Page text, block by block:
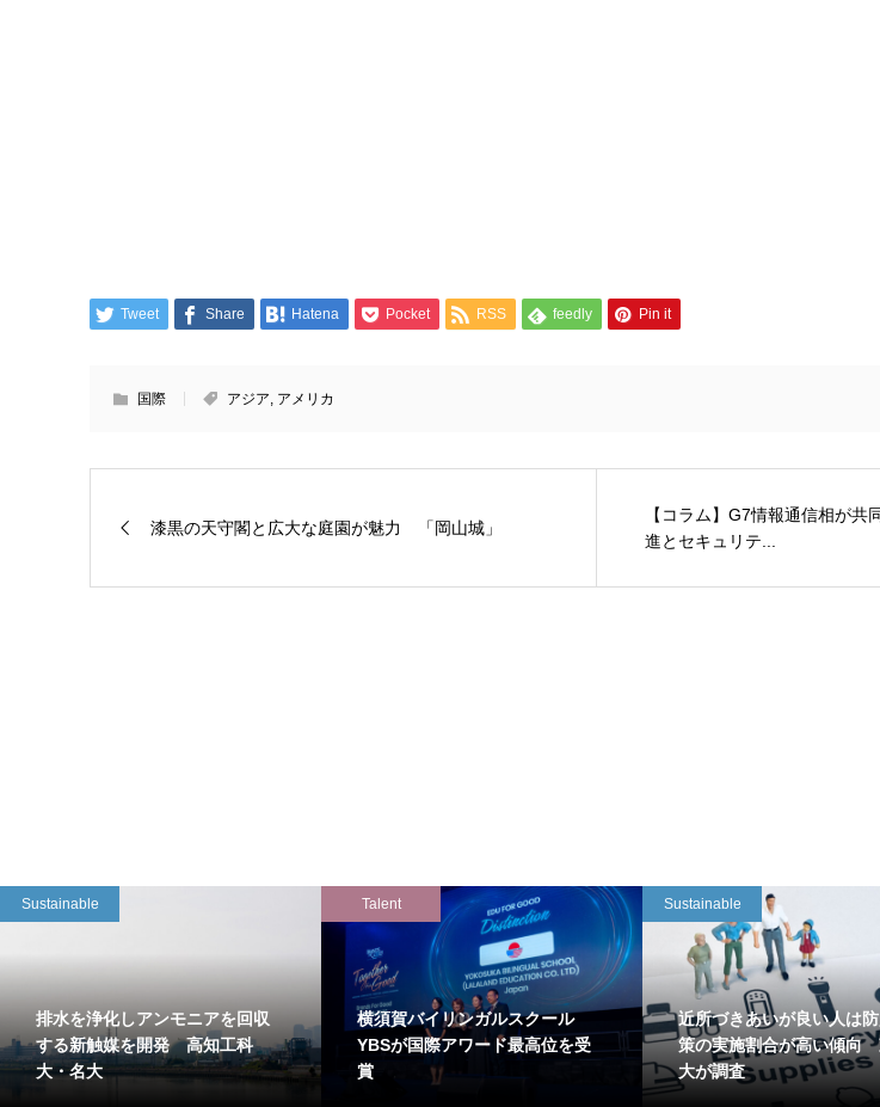
Tweet Share Hatena Pocket RSS feedly Pin it
国際 アジア アメリカ
漆黒の天守閣と広大な庭園が魅力 「岡山城」
【コラム】G7情報通信相が
進とセキュリテ...
Sustainable
排水を浄化しアンモニアを回収
する新触媒を開発 高知工科
大・名大
Talent
横須賀バイリンガルスクール
YBSが国際アワード最高位を受
賞
Sustainable
近所づきあいが良い人は
策の実施割合が高い傾向
大が調査